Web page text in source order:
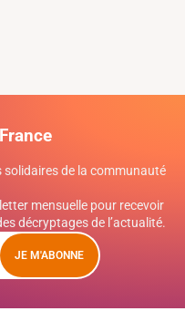
solidaires de la communauté
mensuelle pour recevoir
décryptages de l’actualité.
JE M'ABONNE